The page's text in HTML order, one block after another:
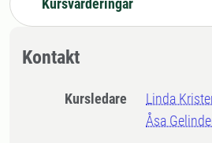
Kursvärderingar
Kontakt
Kursledare
Linda
Åsa